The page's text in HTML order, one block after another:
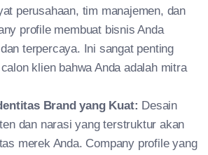
perusahaan, tim manajemen, dan
profile membuat bisnis Anda
terpercaya. Ini sangat penting
klien bahwa Anda adalah mitra
Brand yang Kuat: Desain
dan narasi yang terstruktur akan
merek Anda. Company profile yang